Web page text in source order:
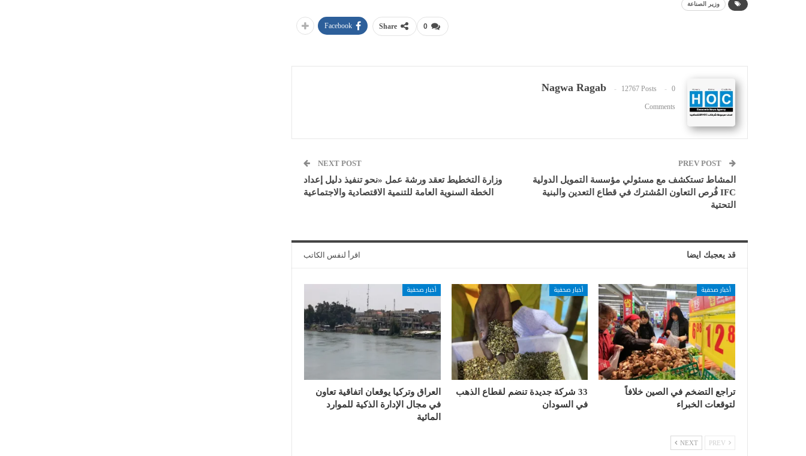
وزير الصناعة
0
Share
Facebook
Nagwa Ragab 12767 Posts 0
Comments
المشاط تستكشف مع مسئولي مؤسسة التمويل الدولية
IFC فُرص التعاون المُشترك في قطاع التعدين والبنية
التحتية
NEXT POST
وزارة التخطيط تعقد ورشة عمل «نحو تنفيذ دليل إعداد
الخطة السنوية العامة للتنمية الاقتصادية والاجتماعية
قد يعجبك ايضا اقرأ لنفس الكاتب
أخبار صحفية
تراجع التضخم في الصين خلافاً
لتوقعات الخبراء
أخبار صحفية
33 شركة جديدة تنضم لقطاع الذهب
في السودان
أخبار صحفية
العراق وتركيا يوقعان اتفاقية تعاون
في مجال الإدارة الذكية للموارد
المائية
NEXT